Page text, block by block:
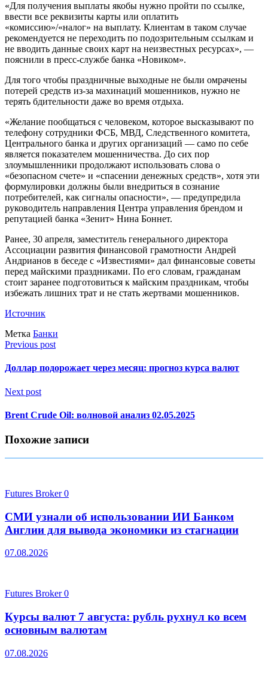
«Для получения выплаты якобы нужно пройти по ссылке,
ввести все реквизиты карты или оплатить
«комиссию»/«налог» на выплату. Клиентам в таком случае
рекомендуется не переходить по подозрительным ссылкам и
не вводить данные своих карт на неизвестных ресурсах», —
пояснили в пресс-службе банка «Новиком».
Для того чтобы праздничные выходные не были омрачены
потерей средств из-за махинаций мошенников, нужно не
терять бдительности даже во время отдыха.
«Желание пообщаться с человеком, которое высказывают по
телефону сотрудники ФСБ, МВД, Следственного комитета,
Центрального банка и других организаций — само по себе
является показателем мошенничества. До сих пор
злоумышленники продолжают использовать слова о
«безопасном счете» и «спасении денежных средств», хотя эти
формулировки должны были внедриться в сознание
потребителей, как сигналы опасности», — предупредила
руководитель направления Центра управления брендом и
репутацией банка «Зенит» Нина Боннет.
Ранее, 30 апреля, заместитель генерального директора
Ассоциации развития финансовой грамотности Андрей
Андрианов в беседе с «Известиями» дал финансовые советы
перед майскими праздниками. По его словам, гражданам
стоит заранее подготовиться к майским праздникам, чтобы
избежать лишних трат и не стать жертвами мошенников.
Источник
Метка Банки
Previous post
Доллар подорожает через месяц: прогноз курса валют
Next post
Brent Crude Oil: волновой анализ 02.05.2025
Похожие записи
Futures Broker0
СМИ узнали об использовании ИИ Банком
Англии для вывода экономики из стагнации
07.08.2026
Futures Broker0
Курсы валют 7 августа: рубль рухнул ко всем
основным валютам
07.08.2026